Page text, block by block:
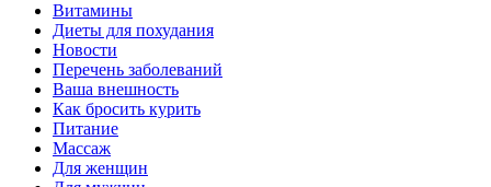
Витамины
Диеты для похудания
Новости
Перечень заболеваний
Ваша внешность
Как бросить курить
Питание
Массаж
Для женщин